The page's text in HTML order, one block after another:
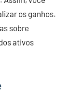
os ganhos.
sobre
ativos